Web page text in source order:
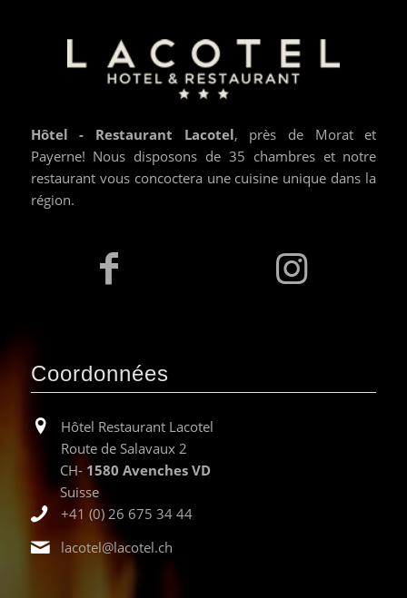
Hôtel - Restaurant Lacotel, près de Morat et
Payerne! Nous disposons de 35 chambres et notre
restaurant vous concoctera une cuisine unique dans la
région.
Coordonnées
Hôtel Restaurant Lacotel
Route de Salavaux 2
CH- 1580 Avenches VD
Suisse
+41 (0) 26 675 34 44
lacotel@lacotel.ch